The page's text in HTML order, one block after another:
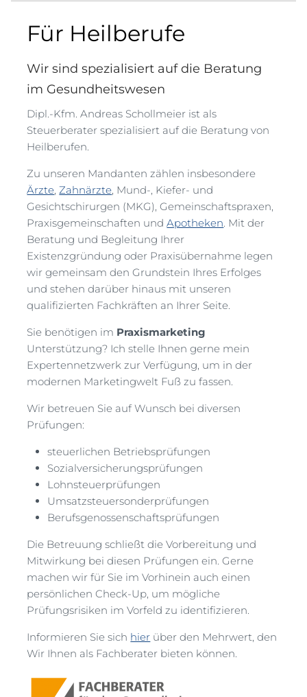
Für Heilberufe
Wir sind spezialisiert auf die Beratung
im Gesundheitswesen
Dipl.-Kfm. Andreas Schollmeier ist als
Steuerberater spezialisiert auf die Beratung von
Heilberufen.
Zu unseren Mandanten zählen insbesondere
Ärzte,Zahnärzte, Mund-, Kiefer- und
Gesichtschirurgen (MKG), Gemeinschaftspraxen,
Praxisgemeinschaften undApotheken. Mit der
Beratung und Begleitung Ihrer
Existenzgründung oder Praxisübernahme legen
wir gemeinsam den Grundstein Ihres Erfolges
und stehen darüber hinaus mit unseren
qualifizierten Fachkräften an Ihrer Seite.
Sie benötigen im Praxismarketing
Unterstützung? Ich stelle Ihnen gerne mein
Expertennetzwerk zur Verfügung, um in der
modernen Marketingwelt Fuß zu fassen.
Wir betreuen Sie auf Wunsch bei diversen
Prüfungen:
steuerlichen Betriebsprüfungen
Sozialversicherungsprüfungen
Lohnsteuerprüfungen
Umsatzsteuersonderprüfungen
Berufsgenossenschaftsprüfungen
Die Betreuung schließt die Vorbereitung und
Mitwirkung bei diesen Prüfungen ein. Gerne
machen wir für Sie im Vorhinein auch einen
persönlichen Check-Up, um mögliche
Prüfungsrisiken im Vorfeld zu identifizieren.
Informieren Sie sich hier über den Mehrwert, den
Wir Ihnen als Fachberater bieten können.